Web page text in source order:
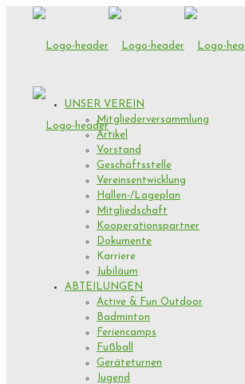
UNSER VEREIN
Mitgliederversammlung
Artikel
Vorstand
Geschäftsstelle
Vereinsentwicklung
Hallen-/Lageplan
Mitgliedschaft
Kooperationspartner
Dokumente
Karriere
Jubiläum
ABTEILUNGEN
Active & Fun Outdoor
Badminton
Feriencamps
Fußball
Geräteturnen
Jugend